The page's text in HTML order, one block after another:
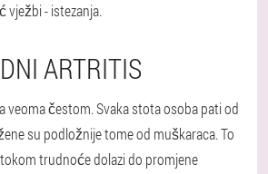
vježbi - istezanja.
ARTRITIS
veoma čestom. Svaka stota osoba pati od
su podložnije tome od muškaraca. To
trudnoće dolazi do promjene